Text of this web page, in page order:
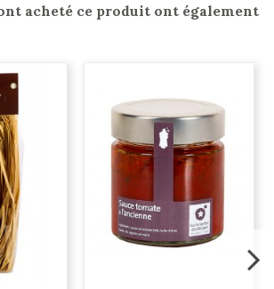
acheté ce produit ont également